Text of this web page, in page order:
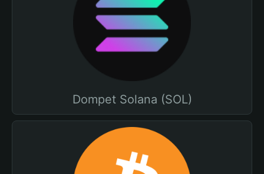
Dompet Solana (SOL)